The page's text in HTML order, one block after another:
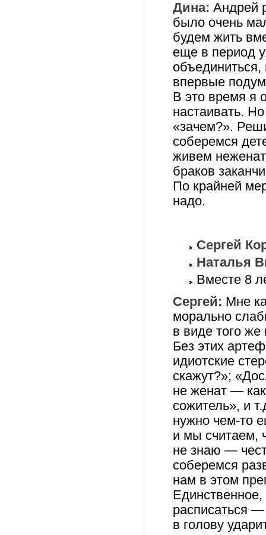
Дина: Андрей
было очень
будем жить
еще в период
впервые
В это время я
настаивать.
«зачем?».
соберемся
живем
браков
По крайней
надо.
Сергей
Наталья
Вместе 8
Сергей: Мне
морально
в виде того
Без этих
идиотские
скажут?»;
не женат —
сожитель», и
нужно чем-то
и мы считаем,
не знаю —
соберемся
нам в этом
Единственное,
расписаться
в голову